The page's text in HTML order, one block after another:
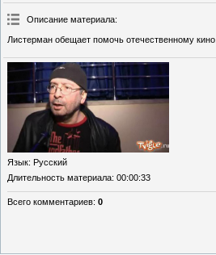
Описание материала:
Листерман обещает помочь отечественному кино.
Язык: Русский
Длительность материала: 00:00:33
Всего комментариев: 0